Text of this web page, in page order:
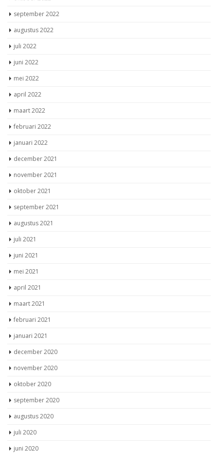
september 2022
augustus 2022
juli 2022
juni 2022
mei 2022
april 2022
maart 2022
februari 2022
januari 2022
december 2021
november 2021
oktober 2021
september 2021
augustus 2021
juli 2021
juni 2021
mei 2021
april 2021
maart 2021
februari 2021
januari 2021
december 2020
november 2020
oktober 2020
september 2020
augustus 2020
juli 2020
juni 2020